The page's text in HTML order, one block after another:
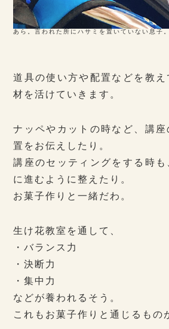
あら。言われた所にハサミを置いていない息子。
道具の使い方や配置などを教
材を活けていきます。
ナッペやカットの時など、講
置をお伝えしたり。
講座のセッティングをする時も
に進むように整えたり。
お菓子作りと一緒だわ。
生け花教室を通して、
・バランス力
・決断力
・集中力
などが養われるそう。
これもお菓子作りと通じるもの